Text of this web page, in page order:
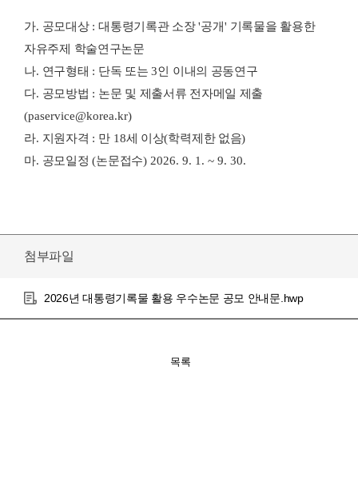
가. 공모대상 :대통령기록관 소장'공개' 기록물을 활용한
자유주제 학술연구논문
나. 연구형태 : 단독 또는3인 이내의 공동연구
다. 공모방법 : 논문 및 제출서류 전자메일 제출
(paservice@korea.kr)
라. 지원자격 : 만 18세 이상(학력제한 없음)
마. 공모일정(논문접수) 2026. 9. 1. ~ 9. 30.
첨부파일
2026년 대통령기록물 활용 우수논문 공모 안내문.hwp
목록